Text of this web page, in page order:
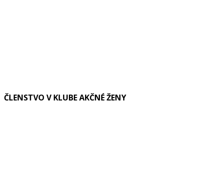
ČLENSTVO V KLUBE AKČNÉ ŽENY